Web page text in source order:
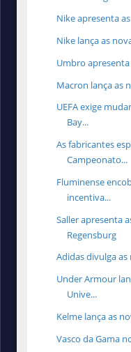
Nike apresenta
Nike lança as
Umbro
Macron lança as
UEFA exige
Bay...
As fabricantes
Campeonato...
Fluminense
incentiva...
Saller apresenta
Regensburg
Adidas divulga
Under Armour
Unive...
Kelme lança as
Vasco da Gama